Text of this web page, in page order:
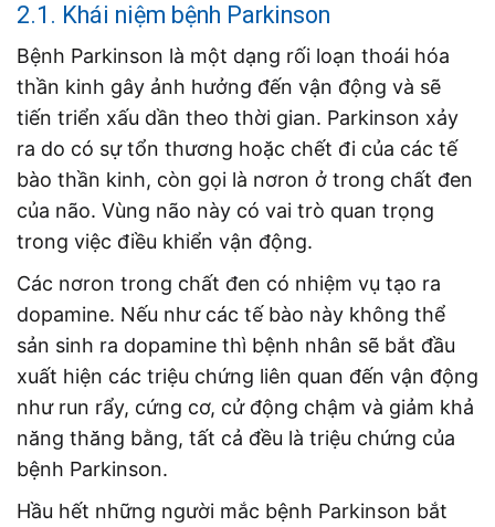
2.1. Khái niệm bệnh Parkinson
Bệnh Parkinson là một dạng rối loạn thoái hóa
thần kinh gây ảnh hưởng đến vận động và sẽ
tiến triển xấu dần theo thời gian. Parkinson xảy
ra do có sự tổn thương hoặc chết đi của các tế
bào thần kinh, còn gọi là nơron ở trong chất đen
của não. Vùng não này có vai trò quan trọng
trong việc điều khiển vận động.
Các nơron trong chất đen có nhiệm vụ tạo ra
dopamine. Nếu như các tế bào này không thể
sản sinh ra dopamine thì bệnh nhân sẽ bắt đầu
xuất hiện các triệu chứng liên quan đến vận động
như run rẩy, cứng cơ, cử động chậm và giảm khả
năng thăng bằng, tất cả đều là triệu chứng của
bệnh Parkinson.
Hầu hết những người mắc bệnh Parkinson bắt